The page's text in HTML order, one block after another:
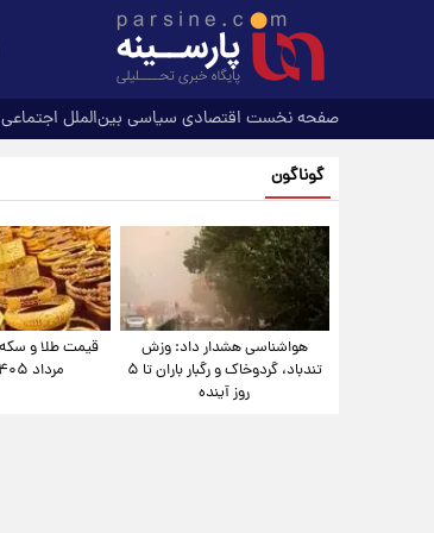
صفحه نخست اقتصادی سیاسی بین‌الملل اجتماعی
گوناگون
هواشناسی هشدار داد: وزش
تندباد، گردوخاک و رگبار باران تا ۵
روز آینده
مرداد ۱۴۰۵ +جدول